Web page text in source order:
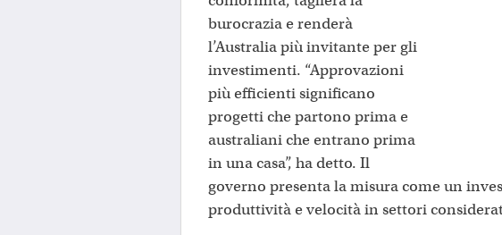
burocrazia e renderà
l’Australia più invitante per gli
investimenti. “Approvazioni
più efficienti significano
progetti che partono prima e
australiani che entrano prima
in una casa”, ha detto. Il
governo presenta la misura come un
produttività e velocità in settori